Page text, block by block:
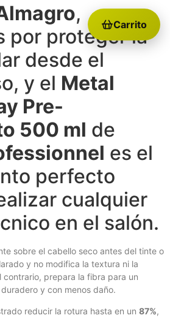
,
por proteger la
desde el
y el Metal
Pre-
500 ml de
es el
perfecto
cualquier
en el salón.
sobre el cabello seco antes del tinte o
y no modifica la textura ni la
contrario, prepara la fibra para un
y con menos daño.
reducir la rotura hasta en un 87%,
Carrito